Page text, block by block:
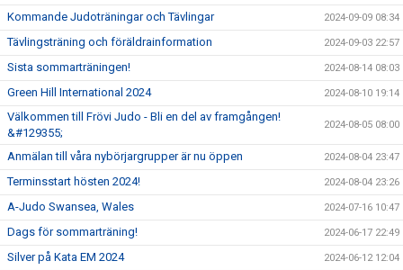
Kommande Judoträningar och Tävlingar 2024-09-09 08:34
Tävlingsträning och föräldrainformation 2024-09-03 22:57
Sista sommarträningen! 2024-08-14 08:03
Green Hill International 2024 2024-08-10 19:14
Välkommen till Frövi Judo - Bli en del av framgången!
&#129355;
2024-08-05 08:00
Anmälan till våra nybörjargrupper är nu öppen 2024-08-04 23:47
Terminsstart hösten 2024! 2024-08-04 23:26
A-Judo Swansea, Wales 2024-07-16 10:47
Dags för sommarträning! 2024-06-17 22:49
Silver på Kata EM 2024 2024-06-12 12:04